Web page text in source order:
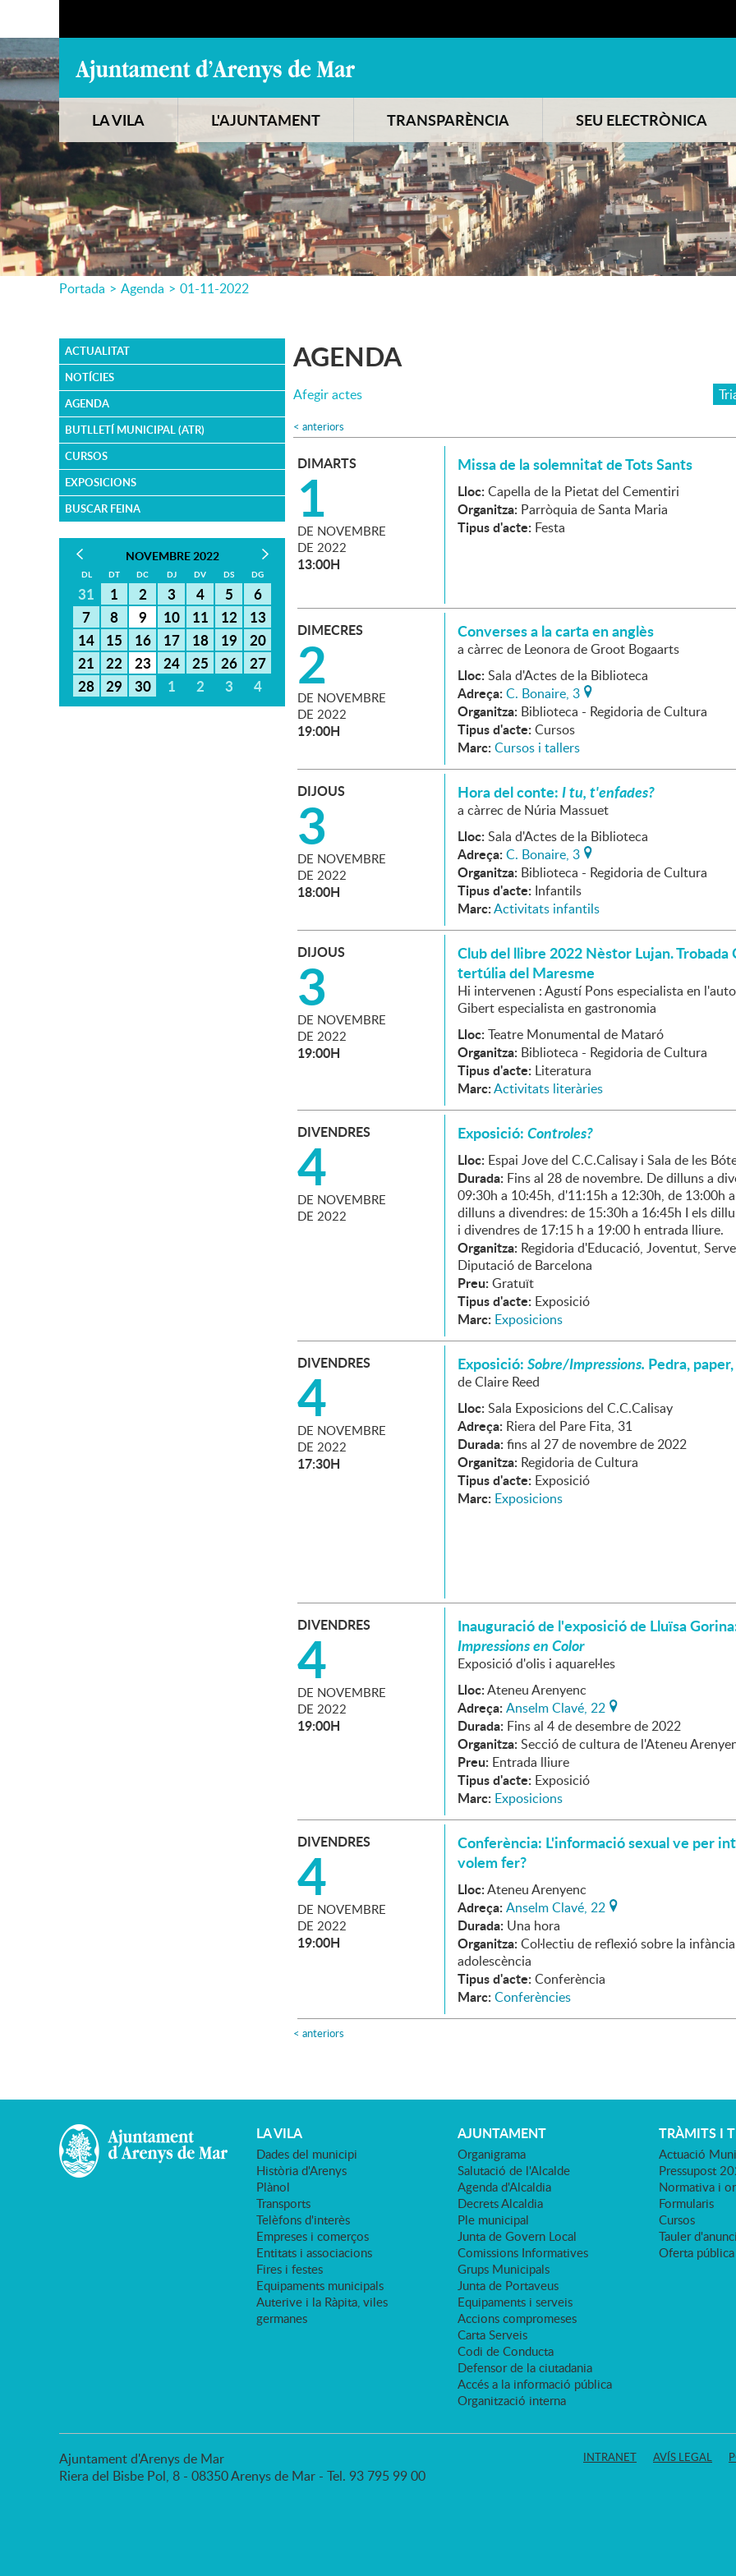
LA VILA L'AJUNTAMENT TRANSPARÈNCIA SEU ELECTRÒNICA
Portada > Agenda > 01-11-2022
ACTUALITAT
NOTÍCIES
AGENDA
BUTLLETÍ MUNICIPAL (ATR)
CURSOS
EXPOSICIONS
BUSCAR FEINA
NOVEMBRE 2022
DL DT DC DJ DV DS DG
31 1 2 3 4 5
6
7
8 9 10 11 12
13
14
15 16 17 18 19
20
21
22 23 24 25 26
27
28 29 30 1 2 3 4
AGENDA
Afegir actes
< anteriors
DIMARTS
1
DE NOVEMBRE
DE 2022
13:00H
Missa de la solemnitat de Tots Sants
Lloc: Capella de la Pietat del Cementiri
Organitza: Parròquia de Santa Maria
Tipus d'acte: Festa
DIMECRES
2
DE NOVEMBRE
DE 2022
19:00H
Converses a la carta en anglès
a càrrec de Leonora de Groot Bogaarts
Lloc: Sala d'Actes de la Biblioteca
Adreça: C. Bonaire, 3
Organitza: Biblioteca - Regidoria de Cultura
Tipus d'acte: Cursos
Marc: Cursos i tallers
DIJOUS
3
DE NOVEMBRE
DE 2022
18:00H
Hora del conte:I tu, t'enfades?
a càrrec de Núria Massuet
Lloc: Sala d'Actes de la Biblioteca
Adreça: C. Bonaire, 3
Organitza: Biblioteca - Regidoria de Cultura
Tipus d'acte: Infantils
Marc:Activitats infantils
DIJOUS
3
DE NOVEMBRE
DE 2022
19:00H
Club del llibre 2022 Nèstor Lujan. Trobada
tertúlia del Maresme
Hi intervenen : Agustí Pons especialista en
Gibert especialista en gastronomia
Lloc: Teatre Monumental de Mataró
Organitza: Biblioteca - Regidoria de Cultura
Tipus d'acte: Literatura
Marc:Activitats literàries
DIVENDRES
4
DE NOVEMBRE
DE 2022
Exposició:Controles?
Lloc: Espai Jove del C.C.Calisay i Sala de les
Durada: Fins al 28 de novembre. De dilluns a
09:30h a 10:45h, d'11:15h a 12:30h, de 13:00h
dilluns a divendres: de 15:30h a 16:45h I els
i divendres de 17:15 h a 19:00 h entrada lliure.
Organitza: Regidoria d'Educació, Joventut,
Diputació de Barcelona
Preu: Gratuït
Tipus d'acte: Exposició
Marc: Exposicions
DIVENDRES
4
DE NOVEMBRE
DE 2022
17:30H
Exposició:Sobre/Impressions. Pedra,
de Claire Reed
Lloc: Sala Exposicions del C.C.Calisay
Adreça: Riera del Pare Fita, 31
Durada: fins al 27 de novembre de 2022
Organitza: Regidoria de Cultura
Tipus d'acte: Exposició
Marc: Exposicions
DIVENDRES
4
DE NOVEMBRE
DE 2022
19:00H
Inauguració de l'exposició de Lluïsa
Impressions en Color
Exposició d'olis i aquarel·les
Lloc:Ateneu Arenyenc
Adreça: Anselm Clavé, 22
Durada: Fins al 4 de desembre de 2022
Organitza: Secció de cultura de l'Ateneu
Preu: Entrada lliure
Tipus d'acte: Exposició
Marc: Exposicions
DIVENDRES
4
DE NOVEMBRE
DE 2022
19:00H
Conferència: L'informació sexual ve per
volem fer?
Lloc:Ateneu Arenyenc
Adreça: Anselm Clavé, 22
Durada: Una hora
Organitza: Col·lectiu de reflexió sobre la
adolescència
Tipus d'acte: Conferència
Marc: Conferències
< anteriors
LA VILA
Dades del municipi
Història d'Arenys
Plànol
Transports
Telèfons d'interès
Empreses i comerços
Entitats i associacions
Fires i festes
Equipaments municipals
Auterive i la Ràpita, viles
germanes
AJUNTAMENT
Organigrama
Salutació de l'Alcalde
Agenda d'Alcaldia
Decrets Alcaldia
Ple municipal
Junta de Govern Local
Comissions Informatives
Grups Municipals
Junta de Portaveus
Equipaments i serveis
Accions compromeses
Carta Serveis
Codi de Conducta
Defensor de la ciutadania
Accés a la informació pública
Organització interna
TRÀMITS I
Actuació
Pressupost
Normativa i
Formularis
Cursos
Tauler
Oferta
Ajuntament d'Arenys de Mar
Riera del Bisbe Pol, 8 - 08350 Arenys de Mar - Tel. 93 795 99 00
INTRANET AVÍS LEGAL